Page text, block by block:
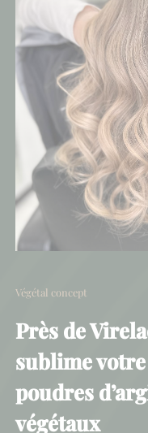
Végétal concept
Près de
sublime
poudres
végétaux